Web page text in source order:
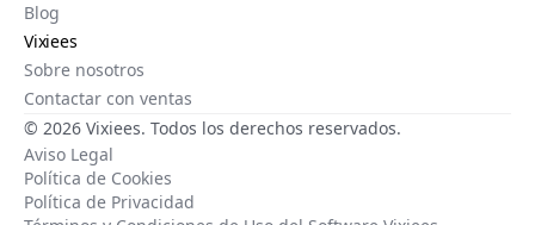
Blog
Vixiees
Sobre nosotros
Contactar con ventas
© 2026 Vixiees. Todos los derechos reservados.
Aviso Legal
Política de Cookies
Política de Privacidad